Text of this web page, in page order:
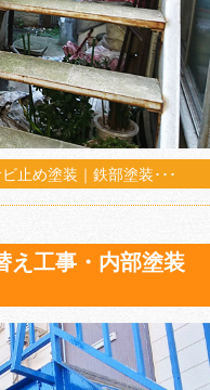
止め塗装｜鉄部塗装･･･
え工事・内部塗装